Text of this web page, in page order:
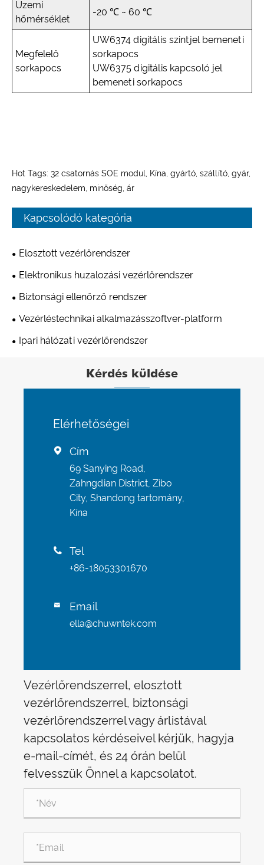
Üzemi
hőmérséklet
-20 ℃ ~ 60 ℃
Megfelelő
sorkapocs
UW6374 digitális szintjel bemeneti
sorkapocs
UW6375 digitális kapcsoló jel
bemeneti sorkapocs
Hot Tags: 32 csatornás SOE modul, Kína, gyártó, szállító, gyár,
nagykereskedelem, minőség, ár
Kapcsolódó kategória
Elosztott vezérlőrendszer
Elektronikus huzalozási vezérlőrendszer
Biztonsági ellenőrző rendszer
Vezérléstechnikai alkalmazásszoftver-platform
Ipari hálózati vezérlőrendszer
Kérdés küldése
Elérhetőségei
 Cím
69 Sanying Road,
Zahngdian District, Zibo
City, Shandong tartomány,
Kína
 Tel
+86-18053301670
 Email
ella@chuwntek.com
Vezérlőrendszerrel, elosztott
vezérlőrendszerrel, biztonsági
vezérlőrendszerrel vagy árlistával
kapcsolatos kérdéseivel kérjük, hagyja
e-mail-címét, és 24 órán belül
felvesszük Önnel a kapcsolatot.